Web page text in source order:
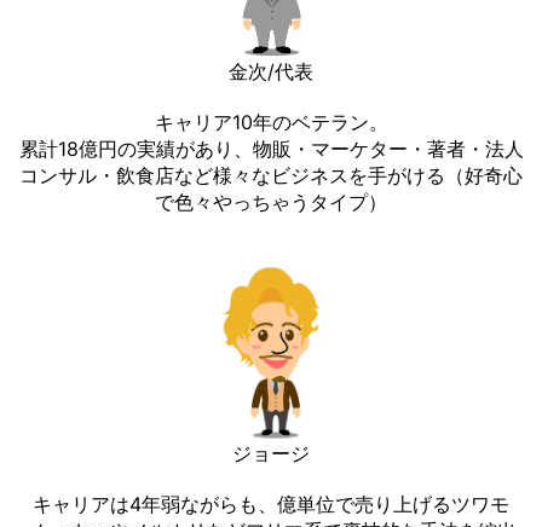
金次/代表
キャリア10年のベテラン。
累計18億円の実績があり、物販・マーケター・著者・法人
コンサル・飲食店など様々なビジネスを手がける（好奇心
で色々やっちゃうタイプ）
ジョージ
キャリアは4年弱ながらも、億単位で売り上げるツワモ